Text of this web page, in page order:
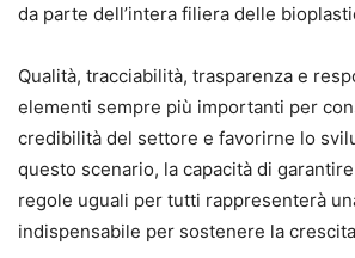
da parte dell’intera filiera delle
Qualità, tracciabilità, trasparenza e
elementi sempre più importanti per
credibilità del settore e favorirne lo
questo scenario, la capacità di
regole uguali per tutti rappresenterà
indispensabile per sostenere la